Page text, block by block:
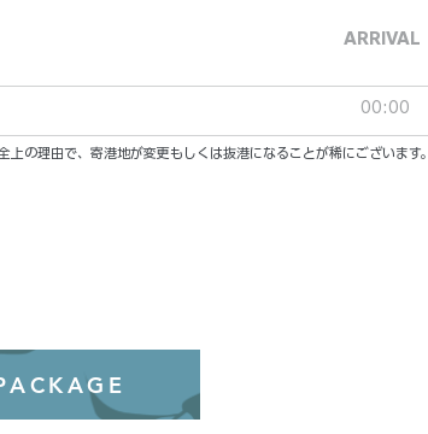
ARRIVAL
00:00
の理由で、寄港地が変更もしくは抜港になることが稀にございます。